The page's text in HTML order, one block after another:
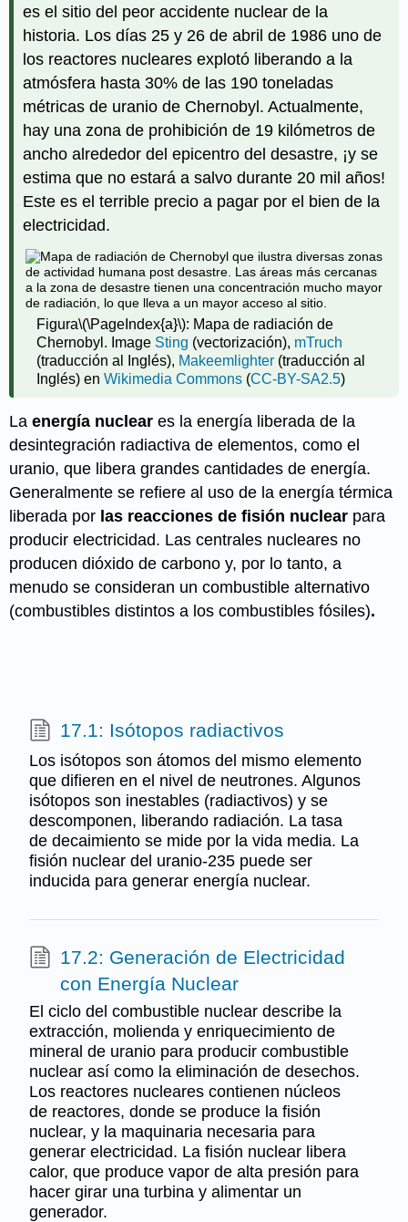
es el sitio del peor accidente nuclear de la
historia. Los días 25 y 26 de abril de 1986 uno de
los reactores nucleares explotó liberando a la
atmósfera hasta 30% de las 190 toneladas
métricas de uranio de Chernobyl. Actualmente,
hay una zona de prohibición de 19 kilómetros de
ancho alrededor del epicentro del desastre, ¡y se
estima que no estará a salvo durante 20 mil años!
Este es el terrible precio a pagar por el bien de la
electricidad.
Figura\(\PageIndex{a}\): Mapa de radiación de
Chernobyl. Image Sting (vectorización), mTruch
(traducción al Inglés), Makeemlighter (traducción al
Inglés) enWikimedia Commons (CC-BY-SA2.5)
Laenergía nuclear es la energía liberada de la
desintegración radiactiva de elementos, como el
uranio, que libera grandes cantidades de energía.
Generalmente se refiere al uso de la energía térmica
liberada por las reacciones de fisión nuclear para
producir electricidad. Las centrales nucleares no
producen dióxido de carbono y, por lo tanto, a
menudo se consideran un combustible alternativo
(combustibles distintos a los combustibles fósiles).
17.1: Isótopos radiactivos
Los isótopos son átomos del mismo elemento
que difieren en el nivel de neutrones. Algunos
isótopos son inestables (radiactivos) y se
descomponen, liberando radiación. La tasa
de decaimiento se mide por la vida media. La
fisión nuclear del uranio-235 puede ser
inducida para generar energía nuclear.
17.2: Generación de Electricidad
con Energía Nuclear
El ciclo del combustible nuclear describe la
extracción, molienda y enriquecimiento de
mineral de uranio para producir combustible
nuclear así como la eliminación de desechos.
Los reactores nucleares contienen núcleos
de reactores, donde se produce la fisión
nuclear, y la maquinaria necesaria para
generar electricidad. La fisión nuclear libera
calor, que produce vapor de alta presión para
hacer girar una turbina y alimentar un
generador.